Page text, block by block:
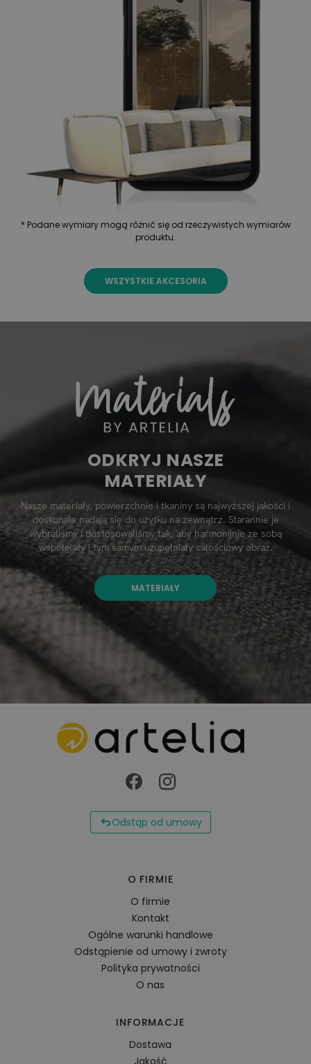
* Podane wymiary mogą różnić się od rzeczywistych wymiarów
produktu.
WSZYSTKIE AKCESORIA
ODKRYJ NASZE
MATERIAŁY
Nasze materiały, powierzchnie i tkaniny są najwyższej jakości i
doskonale nadają się do użytku na zewnątrz. Starannie je
wybraliśmy i dostosowaliśmy tak, aby harmonijnie ze sobą
współgrały i tym samym uzupełniały całościowy obraz.
MATERIAŁY
Odstąp od umowy
O FIRMIE
O firmie
Kontakt
Ogólne warunki handlowe
Odstąpienie od umowy i zwroty
Polityka prywatności
O nas
INFORMACJE
Dostawa
Jakość